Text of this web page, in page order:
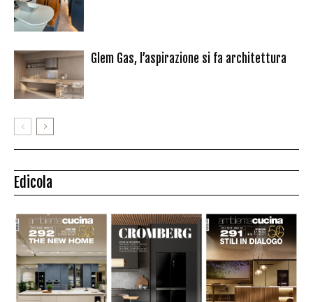
Glem Gas, l’aspirazione si fa architettura
Edicola